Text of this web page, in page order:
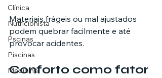
Clínica
Nutricionista
Pscinas
Piscinas
Medicina
Materiais frágeis ou mal ajustados
podem quebrar facilmente e até
provocar acidentes.
Conforto como fator